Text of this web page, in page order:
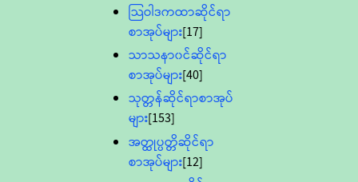
သြဝါဒကထာဆိုင်ရာ
စာအုပ်များ[17]
သာသနာ၀င်ဆိုင်ရာ
စာအုပ်များ[40]
သုတ္တန်ဆိုင်ရာစာအုပ်
များ[153]
အတ္ထုပ္ပတ္တိဆိုင်ရာ
စာအုပ်များ[12]